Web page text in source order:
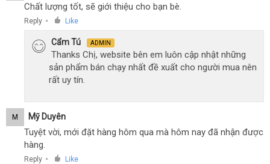
Chất lượng tốt, sẽ giới thiệu cho bạn bè.
Reply ● Like
Cẩm Tú ADMIN
Thanks Chị, website bên em luôn cập nhật những
sản phẩm bán chạy nhất đề xuất cho người mua nên
rất uy tín.
M Mỹ Duyên
Tuyệt vời, mới đặt hàng hôm qua mà hôm nay đã nhận được
hàng.
Reply ● Like